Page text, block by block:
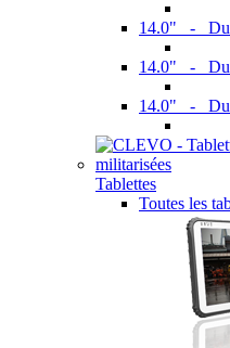
14.0" -
14.0" -
14.0" -
Tablettes
Toutes les